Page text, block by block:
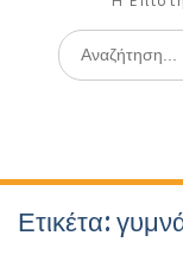
Search
for:
Ετικέτα: